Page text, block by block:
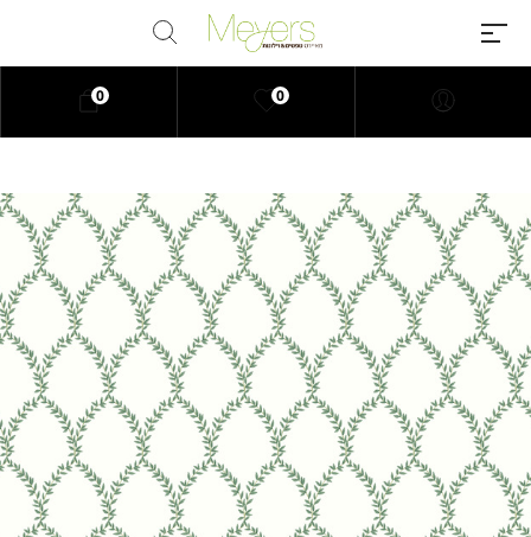
Millions of people around the
world visit Envato to buy and sell
creative assets, use smart design
templates, learn creative skills or
even hire freelancers. With an
industry-leading marketplace
paired with an unlimited
subscription service, Envato
helps creatives like you get
projects done faster.
0
0